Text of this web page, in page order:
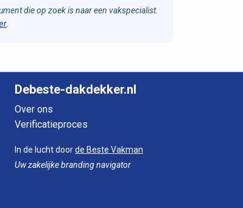
die op zoek is naar een vakspecialist.
Debeste-dakdekker.nl
Over ons
Verificatieproces
In de lucht doorde Beste Vakman
Uw zakelijke branding navigator